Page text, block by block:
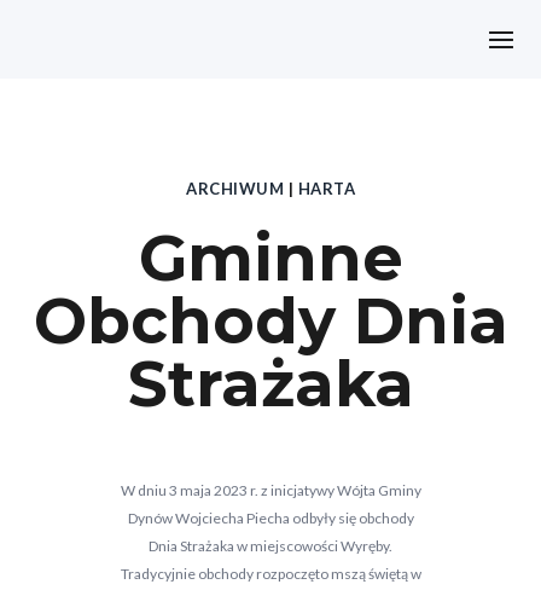
ARCHIWUM | HARTA
Gminne
Obchody Dnia
Strażaka
W dniu 3 maja 2023 r. z inicjatywy Wójta Gminy
Dynów Wojciecha Piecha odbyły się obchody
Dnia Strażaka w miejscowości Wyręby.
Tradycyjnie obchody rozpoczęto mszą świętą w